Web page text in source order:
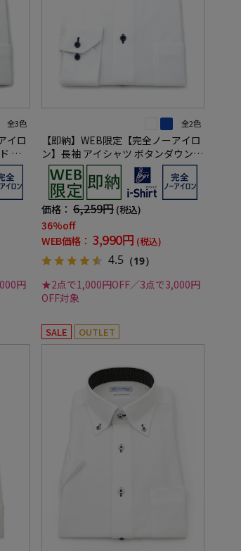
全3色
イロ
ス
ワ
円
全2色
【即納】WEB限定【完全ノーアイロ
ン】長袖 アイシャツ ボタンダウン
ストレッチ マイクロロンビック柄 i-
shirt ワイシャツ 通年
価格： 6,259円 (税込)
36%off
WEB価格： 3,990円 (税込)
4.5 （19）
★2点で1,000円OFF／3点で3,000円
OFF対象
SALE OUTLET